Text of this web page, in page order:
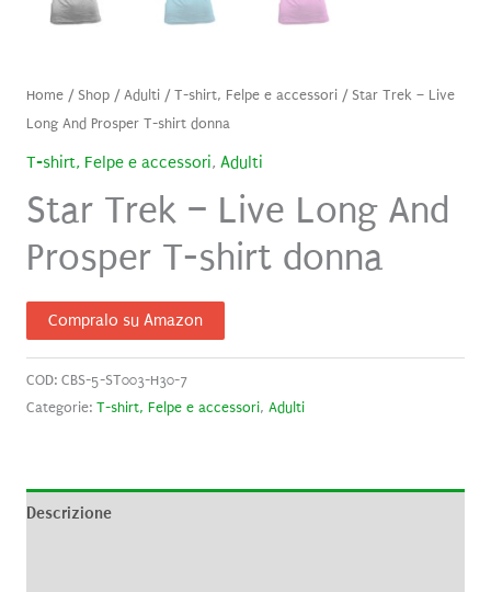
Home/ Shop/Adulti/T-shirt, Felpe e accessori/ Star Trek – Live
Long And Prosper T-shirt donna
T-shirt, Felpe e accessori, Adulti
Star Trek – Live Long And
Prosper T-shirt donna
Compralo su Amazon
COD: CBS-5-ST003-H30-7
Categorie: T-shirt, Felpe e accessori, Adulti
Descrizione